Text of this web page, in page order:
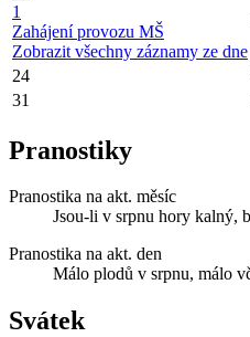
1
Zahájení provozu MŠ
Zobrazit všechny záznamy ze dne
24
31
Pranostiky
Pranostika na akt. měsíc
Jsou-li v srpnu hory kalný,
Pranostika na akt. den
Málo plodů v srpnu, málo
Svátek